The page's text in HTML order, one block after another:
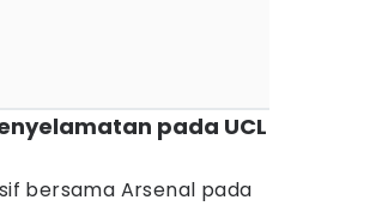
pada UCL
bersama Arsenal pada